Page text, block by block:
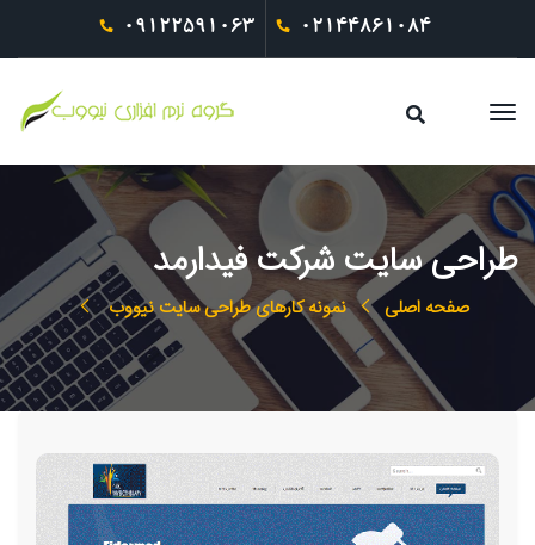
09122591063 02144861084
طراحی سایت شرکت فیدارمد
صفحه اصلی نمونه کارهای طراحی سایت نیووب